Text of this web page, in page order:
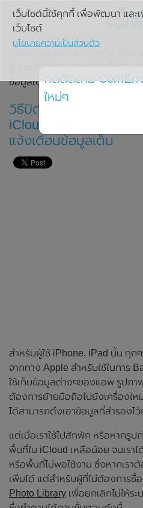
» วิธีปิ
รูปบน iCloud และการซื้อพื้นที่ไอค
ข้อมูลเต็ม
วิธีปิดการสำรองข้อมูล
iCloud และการซื้อพื้นที่ไ
แจ้งเตือนข้อมูลเต็ม
สำหรับผู้ใช้ iPhone, iPad นั้น ทุก
จากทาง Apple สำหรับใช้ในการ
ใช้เก็บข้อมูลต่างๆของแอพ รูปภา
ต้องการย้ายมือถือไปยังเครื่องใ
ได้สามารถดึงเอาข้อมูลที่สำรองไ
แต่เมื่อเราใช้ไปสักพัก หรือหากรูป
พื้นที่ใน iCloud เหลือน้อย จนเรา
หรือพื้นที่ไม่พอใช้งาน ซึ่งหากเรา
เพิ่มได้ แต่สำหรับผู้ที่ไม่ต้องการซื้
Photo Library เพื่อยกเลิกไม่ให้ร
เว็บไซต์นี้ใช้คุกกี้ เพื่อพัฒนา และ
เว็บไซต์
นโยบายความเป็นส่วนตัว
กดติดตาม
ใหม่ๆ